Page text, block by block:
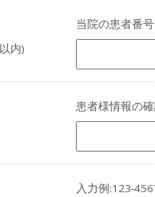
内)
当院の患者番
患者様情報の
入力例:123-